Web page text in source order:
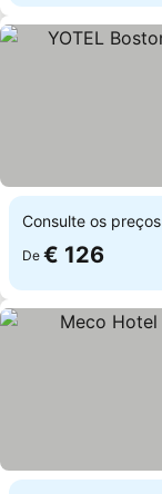
Consulte os
De € 126